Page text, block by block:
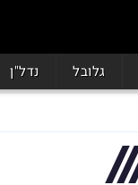
גלובל נדל"ן